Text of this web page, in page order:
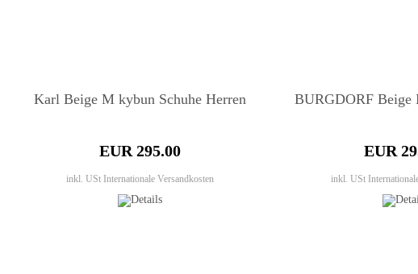
Karl Beige M kybun Schuhe Herren
EUR 295.00
inkl. USt Internationale Versandkosten
BURGDORF Beige
EUR
inkl. USt